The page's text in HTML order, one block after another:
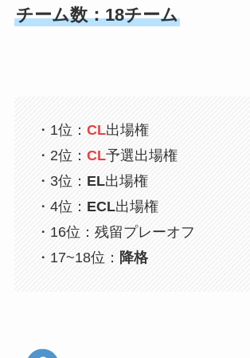
チーム数：18チーム
・1位： CL出場権
・2位： CL予選出場権
・3位： EL出場権
・4位： ECL出場権
・16位：残留プレーオフ
・17~18位： 降格